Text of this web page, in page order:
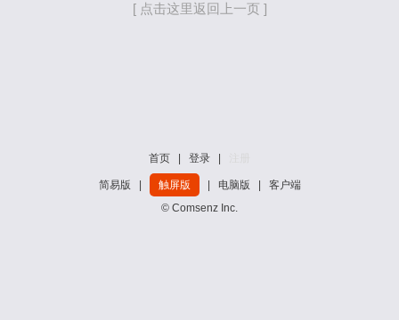
[ 点击这里返回上一页 ]
首页 登录
简易版 触屏版 电脑版
客户端
© Comsenz Inc.